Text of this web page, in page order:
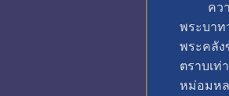
ความท
พระบาท
พระคลัง
ตราบเ
หม่อมหล